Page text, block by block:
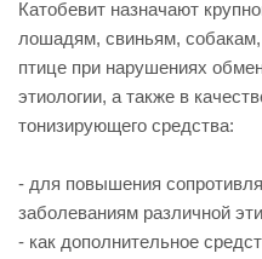
Катобевит назначают
лошадям, свиньям,
птице при нарушениях
этиологии, а также в
тонизирующего средства:
- для повышения
заболеваниям различной
- как дополнительное